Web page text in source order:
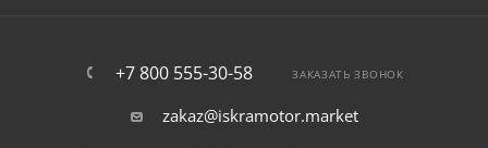
+7 800 555-30-58 ЗАКАЗАТЬ ЗВОНОК
zakaz@iskramotor.market